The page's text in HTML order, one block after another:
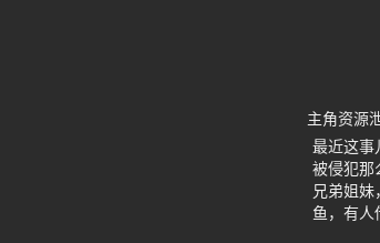
主角资源
最近这事
被侵犯那
兄弟姐
鱼，有人